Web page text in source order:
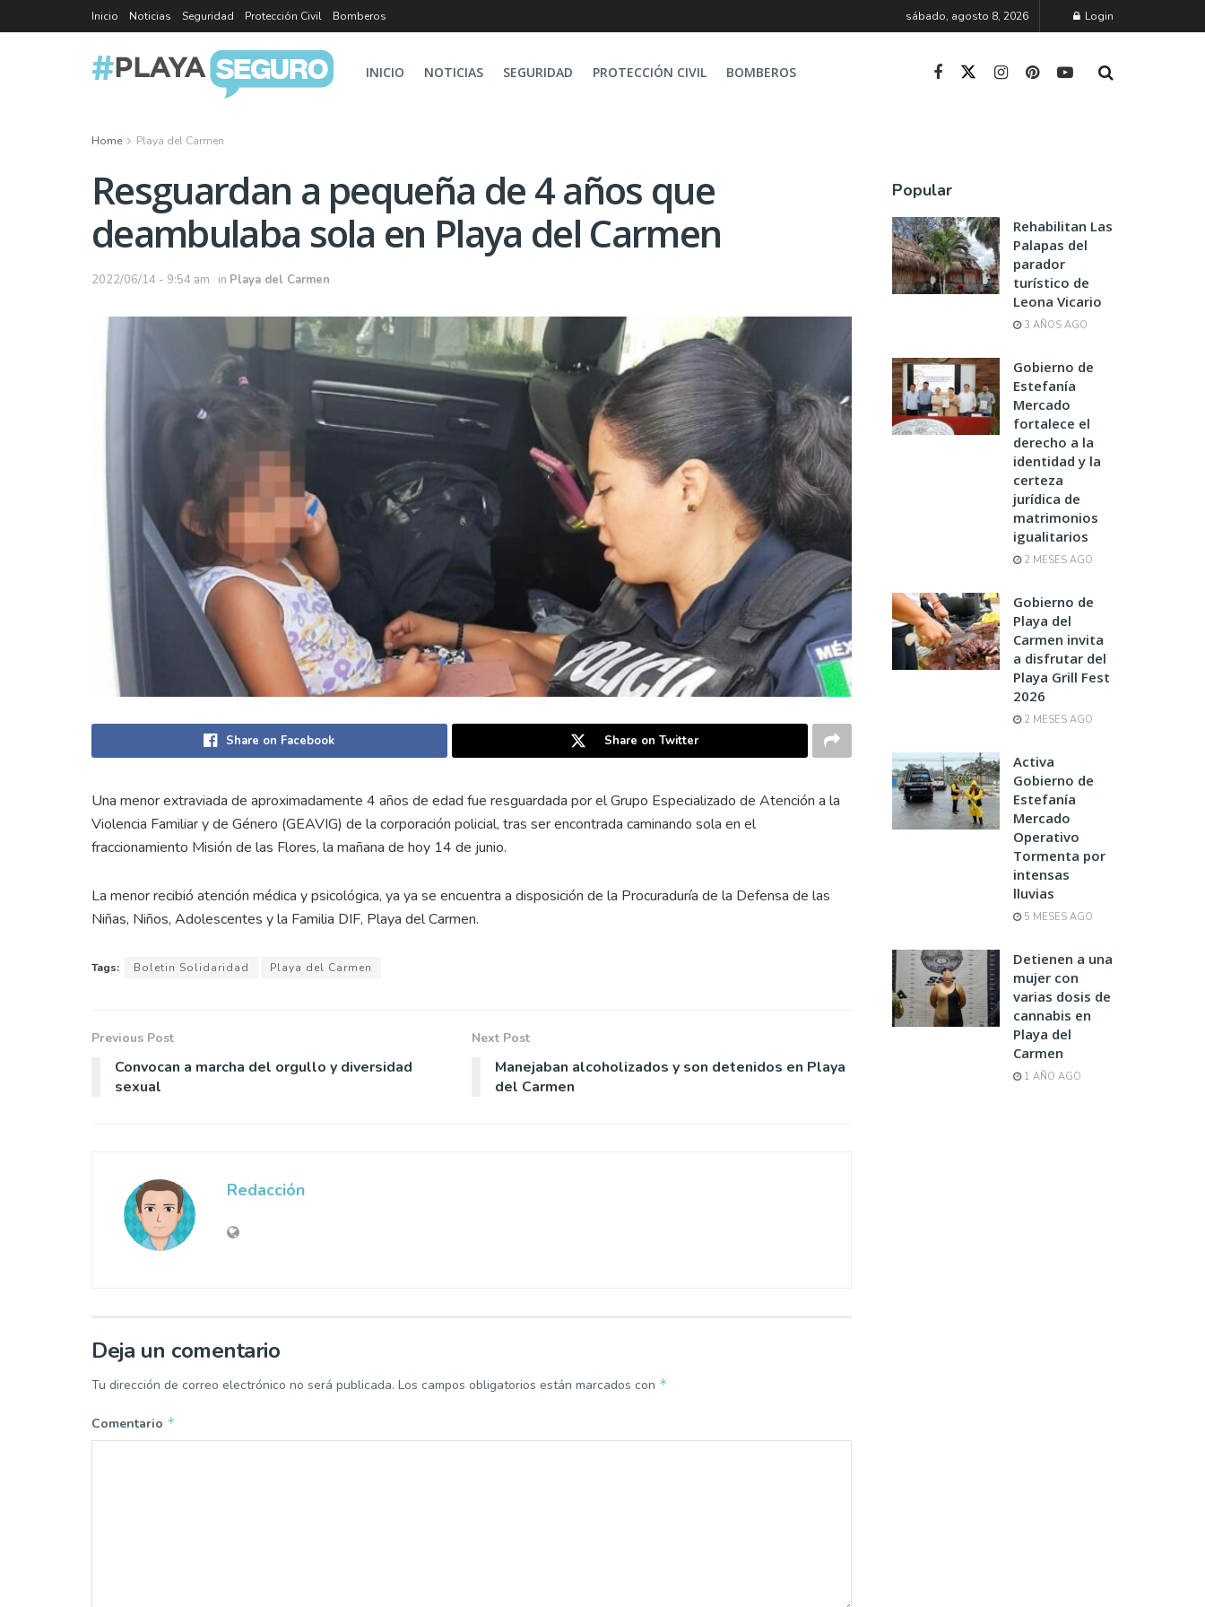
Inicio Noticias Seguridad Protección Civil Bomberos sábado, agosto 8, 2026 Login
INICIO NOTICIAS SEGURIDAD PROTECCIÓN CIVIL BOMBEROS
Home Playa del Carmen
Resguardan a pequeña de 4 años que
deambulaba sola en Playa del Carmen
2022/06/14 - 9:54 am in Playa del Carmen
Share on Facebook Share on Twitter
Una menor extraviada de aproximadamente 4 años de edad fue resguardada por el Grupo Especializado de Atención a la
Violencia Familiar y de Género (GEAVIG) de la corporación policial, tras ser encontrada caminando sola en el
fraccionamiento Misión de las Flores, la mañana de hoy 14 de junio.
La menor recibió atención médica y psicológica, ya ya se encuentra a disposición de la Procuraduría de la Defensa de las
Niñas, Niños, Adolescentes y la Familia DIF, Playa del Carmen.
Tags: Boletin Solidaridad Playa del Carmen
Previous Post
Convocan a marcha del orgullo y diversidad
sexual
Next Post
Manejaban alcoholizados y son detenidos en Playa
del Carmen
Redacción
Deja un comentario
Tu dirección de correo electrónico no será publicada. Los campos obligatorios están marcados con *
Comentario *
Popular
Rehabilitan Las
Palapas del
parador
turístico de
Leona Vicario
3 AÑOS AGO
Gobierno de
Estefanía
Mercado
fortalece el
derecho a la
identidad y la
certeza
jurídica de
matrimonios
igualitarios
2 MESES AGO
Gobierno de
Playa del
Carmen invita
a disfrutar del
Playa Grill Fest
2026
2 MESES AGO
Activa
Gobierno de
Estefanía
Mercado
Operativo
Tormenta por
intensas
lluvias
5 MESES AGO
Detienen a una
mujer con
varias dosis de
cannabis en
Playa del
Carmen
1 AÑO AGO